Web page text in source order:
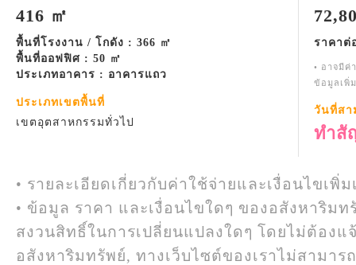
416 ㎡
พื้นที่โรงงาน / โกดัง : 366 ㎡
พื้นที่ออฟฟิศ : 50 ㎡
ประเภทอาคาร : อาคารแถว
ประเภทเขตพื้นที่
เขตอุตสาหกรรมทั่วไป
ราคาต่
• อาจมีค่
ข้อมูลเพิ่
วันที่สา
ทำสั
• รายละเอียดเกี่ยวกับค่าใช้จ่ายและเงื่อนไขเ
• ข้อมูล ราคา และเงื่อนไขใดๆ ของอสังหาริม
สงวนสิทธิ์ในการเปลี่ยนแปลงใดๆ โดยไม่ต้องแ
อสังหาริมทรัพย์, ทางเว็บไซต์ของเราไม่สามา